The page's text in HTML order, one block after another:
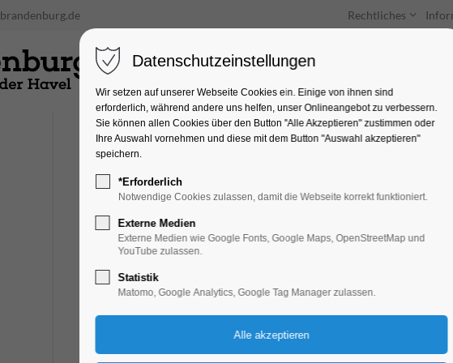
Rechtliches
Unterkünfte Entdecken & Erleben
Kunsthalle
Ausstellung Off.Lit
Ausstellung, Bildung, Vortrag, Kinder,
Workshop
29.05.2025, 13:00–18:00
Datenschutzeinstellungen
Wir setzen auf unserer Webseite Cookies ein. Einige von ihnen sind
erforderlich, während andere uns helfen, unser Onlineangebot zu verbessern.
Sie können allen Cookies über den Button "Alle Akzeptieren" zustimmen oder
Ihre Auswahl vornehmen und diese mit dem Button "Auswahl akzeptieren"
speichern.
*Erforderlich
Notwendige Cookies zulassen, damit die Webseite korrekt funktioniert.
Externe Medien
Externe Medien wie Google Fonts, Google Maps, OpenStreetMap und
YouTube zulassen.
Statistik
Matomo, Google Analytics, Google Tag Manager zulassen.